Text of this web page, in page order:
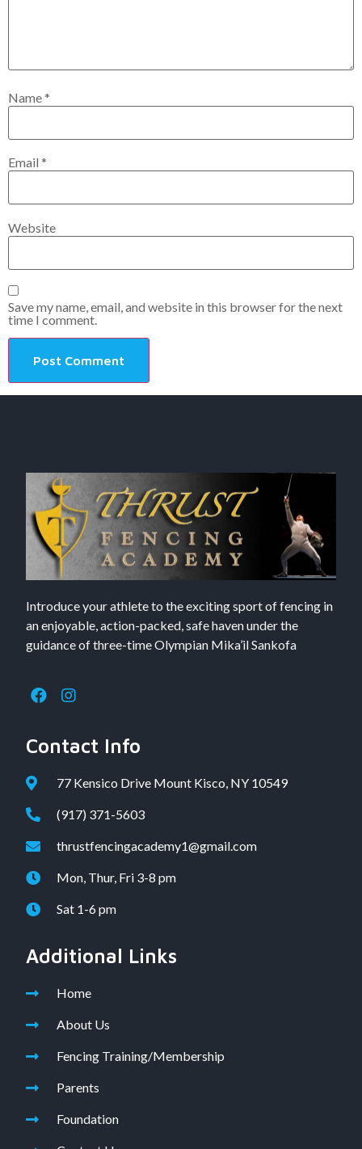
Name*
Email *
Website
Save my name, email, and website in this browser for the next
time I comment.
Introduce your athlete to the exciting sport of fencing in
an enjoyable, action-packed, safe haven under the
guidance of three-time Olympian Mika’il Sankofa
Contact Info
77 Kensico Drive Mount Kisco, NY 10549
(917) 371-5603
thrustfencingacademy1@gmail.com
Mon, Thur, Fri 3-8 pm
Sat 1-6 pm
Additional Links
Home
About Us
Fencing Training/Membership
Parents
Foundation